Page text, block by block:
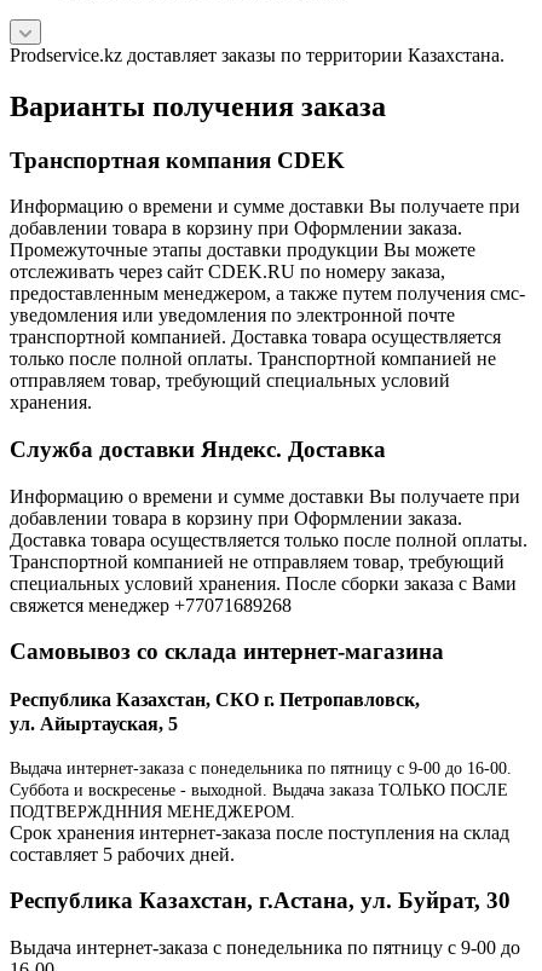
Prodservice.kz доставляет заказы по территории Казахстана.
Варианты получения заказа
Транспортная компания CDEK
Информацию о времени и сумме доставки Вы получаете при
добавлении товара в корзину при Оформлении заказа.
Промежуточные этапы доставки продукции Вы можете
отслеживать через сайт CDEK.RU по номеру заказа,
предоставленным менеджером, а также путем получения смс-
уведомления или уведомления по электронной почте
транспортной компанией. Доставка товара осуществляется
только после полной оплаты. Транспортной компанией не
отправляем товар, требующий специальных условий
хранения.
Служба доставки Яндекс. Доставка
Информацию о времени и сумме доставки Вы получаете при
добавлении товара в корзину при Оформлении заказа.
Доставка товара осуществляется только после полной оплаты.
Транспортной компанией не отправляем товар, требующий
специальных условий хранения. После сборки заказа с Вами
свяжется менеджер +77071689268
Самовывоз со склада интернет-магазина
Республика Казахстан, СКО г. Петропавловск,
ул. Айыртауская, 5
Выдача интернет-заказа с понедельника по пятницу с 9-00 до 16-00.
Суббота и воскресенье - выходной. Выдача заказа ТОЛЬКО ПОСЛЕ
ПОДТВЕРЖДННИЯ МЕНЕДЖЕРОМ.
Срок хранения интернет-заказа после поступления на склад
составляет 5 рабочих дней.
Республика Казахстан, г.Астана, ул. Буйрат, 30
Выдача интернет-заказа с понедельника по пятницу с 9-00 до